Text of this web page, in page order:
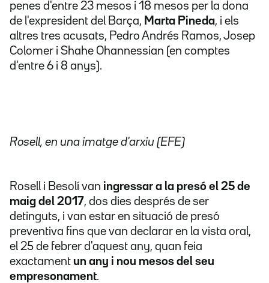
penes d'entre 23 mesos i 18 mesos per la dona
de l'expresident del Barça, Marta Pineda, i els
altres tres acusats, Pedro Andrés Ramos, Josep
Colomer i Shahe Ohannessian (en comptes
d'entre 6 i 8 anys).
Rosell, en una imatge d'arxiu (EFE)
Rosell i Besolí van ingressar a la presó el 25 de
maig del 2017, dos dies després de ser
detinguts, i van estar en situació de presó
preventiva fins que van declarar en la vista oral,
el 25 de febrer d'aquest any, quan feia
exactament un any i nou mesos del seu
empresonament.